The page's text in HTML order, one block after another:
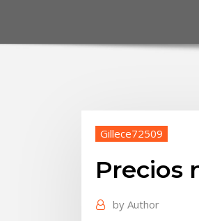
Gillece72509
Precios
by Author